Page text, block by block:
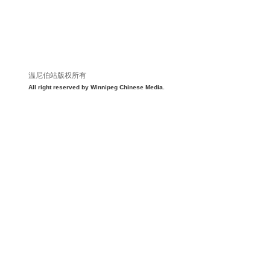
温尼伯站版权所有
All right reserved by Winnipeg Chinese Media.